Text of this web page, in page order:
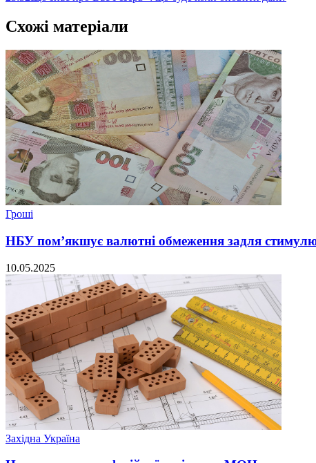
Схожі матеріали
Гроші
НБУ пом’якшує валютні обмеження задля
10.05.2025
Західна Україна